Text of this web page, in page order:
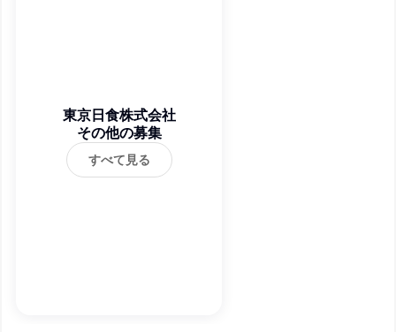
東京日食株式会社
その他の募集
すべて見る